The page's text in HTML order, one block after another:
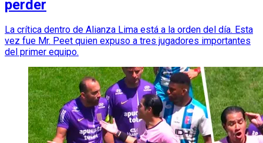
perder
La crítica dentro de Alianza Lima está a la orden del día. Esta
vez fue Mr. Peet quien expuso a tres jugadores importantes
del primer equipo.